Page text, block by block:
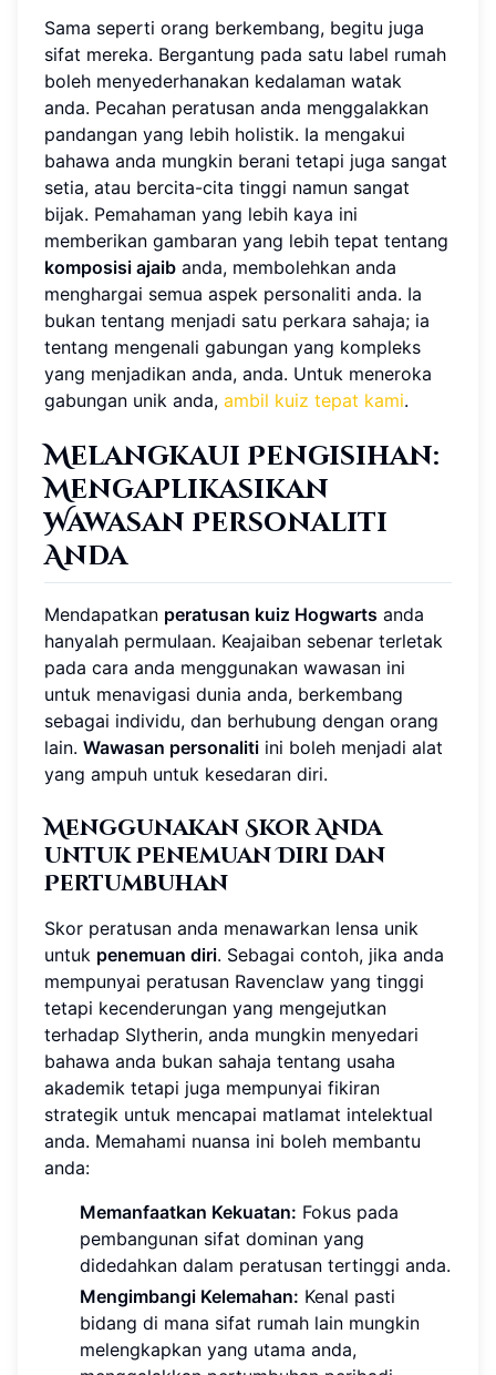
Sama seperti orang berkembang, begitu juga
sifat mereka. Bergantung pada satu label rumah
boleh menyederhanakan kedalaman watak
anda. Pecahan peratusan anda menggalakkan
pandangan yang lebih holistik. Ia mengakui
bahawa anda mungkin berani tetapi juga sangat
setia, atau bercita-cita tinggi namun sangat
bijak. Pemahaman yang lebih kaya ini
memberikan gambaran yang lebih tepat tentang
komposisi ajaib anda, membolehkan anda
menghargai semua aspek personaliti anda. Ia
bukan tentang menjadi satu perkara sahaja; ia
tentang mengenali gabungan yang kompleks
yang menjadikan anda, anda. Untuk meneroka
gabungan unik anda, ambil kuiz tepat kami.
Melangkaui Pengisihan:
Mengaplikasikan
Wawasan Personaliti
Anda
Mendapatkan peratusan kuiz Hogwarts anda
hanyalah permulaan. Keajaiban sebenar terletak
pada cara anda menggunakan wawasan ini
untuk menavigasi dunia anda, berkembang
sebagai individu, dan berhubung dengan orang
lain. Wawasan personaliti ini boleh menjadi alat
yang ampuh untuk kesedaran diri.
Menggunakan Skor Anda
untuk Penemuan Diri dan
Pertumbuhan
Skor peratusan anda menawarkan lensa unik
untuk penemuan diri. Sebagai contoh, jika anda
mempunyai peratusan Ravenclaw yang tinggi
tetapi kecenderungan yang mengejutkan
terhadap Slytherin, anda mungkin menyedari
bahawa anda bukan sahaja tentang usaha
akademik tetapi juga mempunyai fikiran
strategik untuk mencapai matlamat intelektual
anda. Memahami nuansa ini boleh membantu
anda:
Memanfaatkan Kekuatan: Fokus pada
pembangunan sifat dominan yang
didedahkan dalam peratusan tertinggi anda.
Mengimbangi Kelemahan: Kenal pasti
bidang di mana sifat rumah lain mungkin
melengkapkan yang utama anda,